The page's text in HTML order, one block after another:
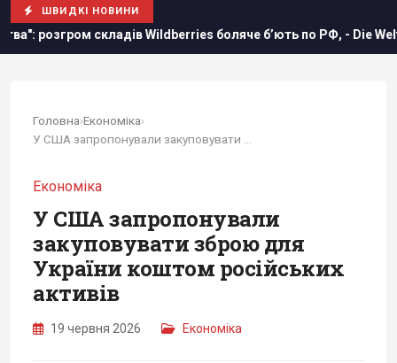
ШВИДКІ НОВИНИ
боляче бʼють по РФ, - Die Welt Росія вдарила
Головна›Економіка›
Економіка
У США запропонували
закуповувати зброю для
України коштом російських
активів
19 червня 2026 Економіка